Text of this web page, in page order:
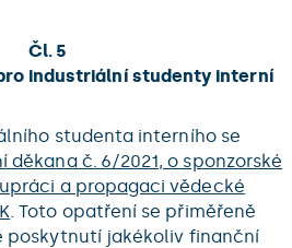
Čl. 5
industriální studenty interní
studenta interního se
děkana č. 6/2021, o sponzorské
a propagaci vědecké
. Toto opatření se přiměřeně
poskytnutí jakékoliv finanční